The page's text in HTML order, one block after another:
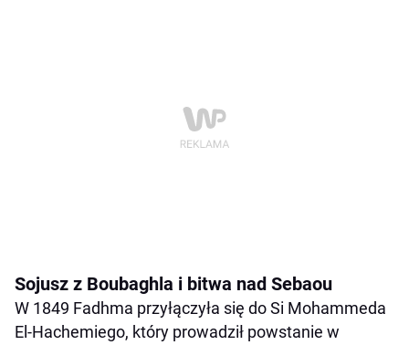
Sojusz z Boubaghla i bitwa nad Sebaou
W 1849 Fadhma przyłączyła się do Si Mohammeda
El-Hachemiego, który prowadził powstanie w